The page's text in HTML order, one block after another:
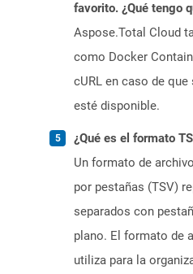
favorito. ¿Qué tengo
Aspose.Total Cloud
como Docker
cURL en caso de que
esté disponible.
¿Qué es el formato
Un formato de
por pestañas (TSV)
separados con
plano. El formato de
utiliza para la